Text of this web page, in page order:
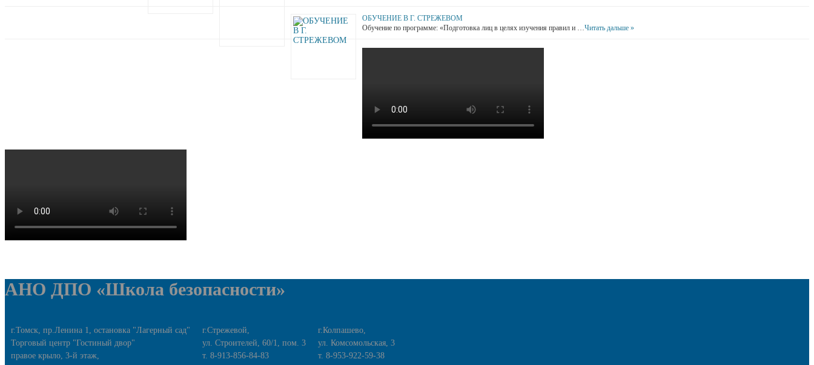
ОБУЧЕНИЕ В Г. СТРЕЖЕВОМ
Обучение по программе: «Подготовка лиц в целях изучения правил и … Читать дальше »
АНО ДПО «Школа безопасности»
г.Томск, пр.Ленина 1, остановка "Лагерный сад"
Торговый центр "Гостиный двор"
правое крыло, 3-й этаж,
г.Стрежевой,
ул. Строителей, 60/1, пом. 3
т. 8-913-856-84-83
г.Колпашево,
ул. Комсомольская, 3
т. 8-953-922-59-38